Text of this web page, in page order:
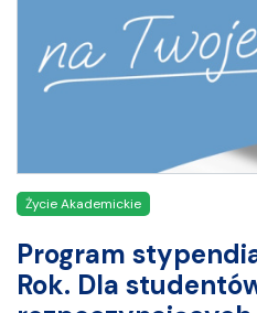
Życie Akademickie
Program
Rok. Dla